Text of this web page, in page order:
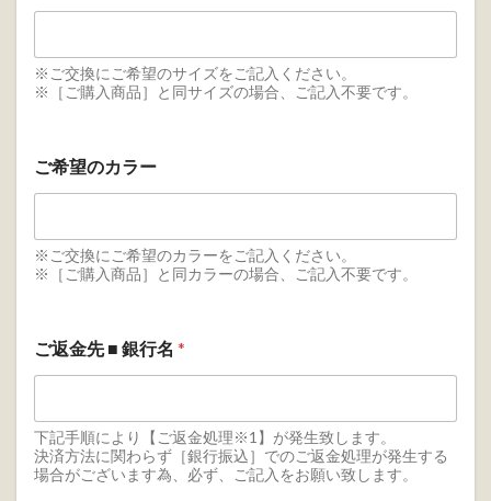
※ご交換にご希望のサイズをご記入ください。
※［ご購入商品］と同サイズの場合、ご記入不要です。
ご希望のカラー
※ご交換にご希望のカラーをご記入ください。
※［ご購入商品］と同カラーの場合、ご記入不要です。
ご返金先 ■ 銀行名 *
下記手順により【ご返金処理※1】が発生致します。
決済方法に関わらず［銀行振込］でのご返金処理が発生する
場合がございます為、必ず、ご記入をお願い致します。